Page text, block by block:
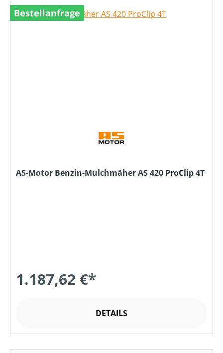
Bestellanfrage
AS-Motor Benzin-Mulchmäher AS 420 ProClip 4T
1.187,62 €*
DETAILS